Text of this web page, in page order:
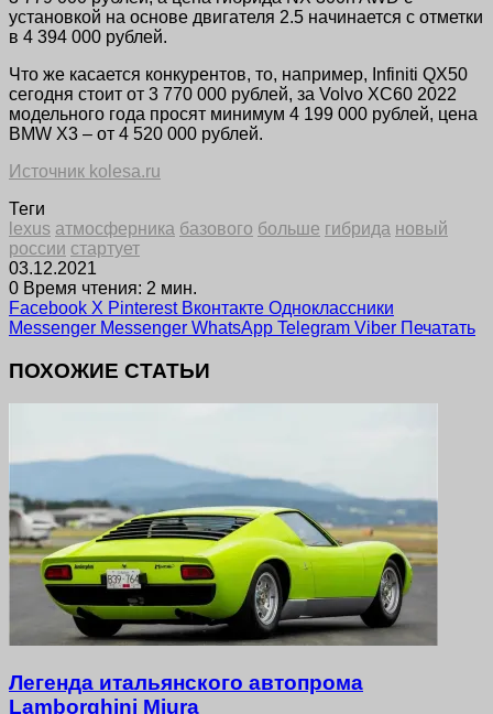
установкой на основе двигателя 2.5 начинается с отметки
в 4 394 000 рублей.
Что же касается конкурентов, то, например, Infiniti QX50
сегодня стоит от 3 770 000 рублей, за Volvo XC60 2022
модельного года просят минимум 4 199 000 рублей, цена
BMW X3 – от 4 520 000 рублей.
Источник kolesa.ru
Теги
lexus атмосферника базового больше гибрида новый
россии стартует
03.12.2021
0 Время чтения: 2 мин.
Facebook X Pinterest Вконтакте Одноклассники
Messenger Messenger WhatsApp Telegram Viber Печатать
ПОХОЖИЕ СТАТЬИ
Легенда итальянского автопрома
Lamborghini Miura